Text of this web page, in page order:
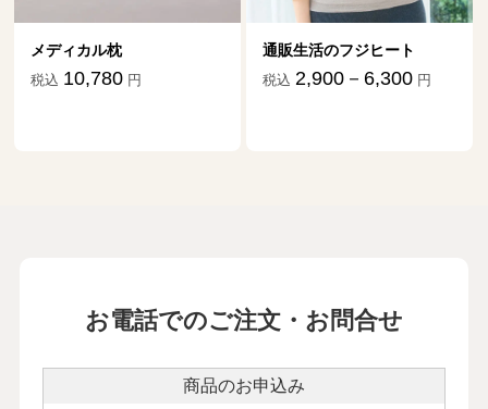
メディカル枕
税込 10,780 円
通販生活のフジヒート
税込 2,900－6,300 円
お電話でのご注文・お問合せ
商品のお申込み